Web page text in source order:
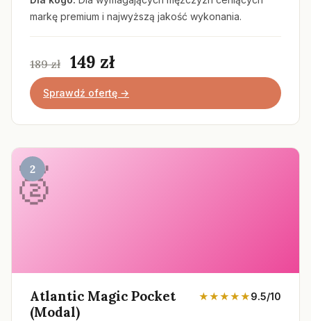
markę premium i najwyższą jakość wykonania.
189 zł 149 zł
Sprawdź ofertę →
2
Atlantic Magic Pocket
(Modal)
★★★★★9.5/10